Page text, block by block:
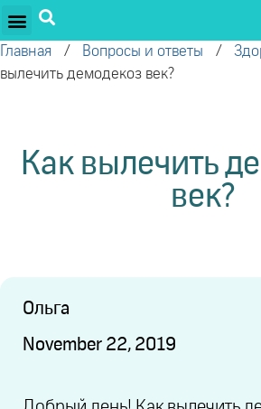
Главная / Вопросы и ответы /
вылечить демодекоз век?
Как вылечить
век?
Ольга
November 22, 2019